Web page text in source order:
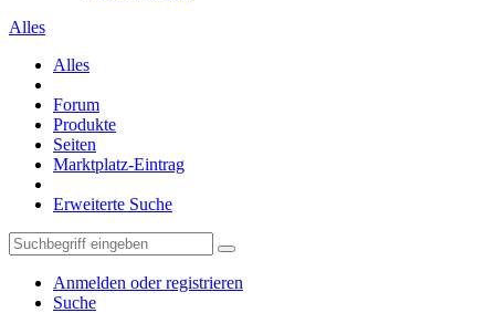
Alles
Alles
Forum
Produkte
Seiten
Marktplatz-Eintrag
Erweiterte Suche
Anmelden oder registrieren
Suche